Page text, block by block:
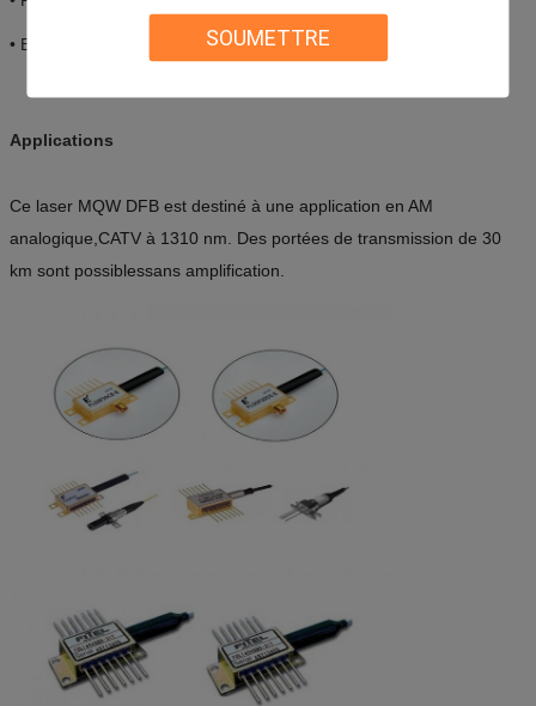
SOUMETTRE
• Budget de liaison de 11 dB disponible
Applications
Ce laser MQW DFB est destiné à une application en AM
analogique, CATV à 1310 nm. Des portées de transmission de 30
km sont possiblessans amplification.